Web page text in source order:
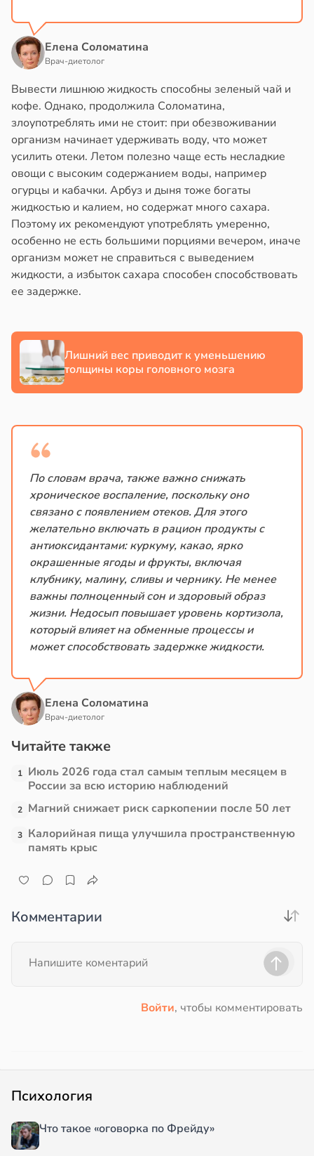
Елена Соломатина
Врач-диетолог
Вывести лишнюю жидкость способны зеленый чай и
кофе. Однако, продолжила Соломатина,
злоупотреблять ими не стоит: при обезвоживании
организм начинает удерживать воду, что может
усилить отеки. Летом полезно чаще есть несладкие
овощи с высоким содержанием воды, например
огурцы и кабачки. Арбуз и дыня тоже богаты
жидкостью и калием, но содержат много сахара.
Поэтому их рекомендуют употреблять умеренно,
особенно не есть большими порциями вечером, иначе
организм может не справиться с выведением
жидкости, а избыток сахара способен способствовать
ее задержке.
Лишний вес приводит к уменьшению
толщины коры головного мозга
По словам врача, также важно снижать
хроническое воспаление, поскольку оно
связано с появлением отеков. Для этого
желательно включать в рацион продукты с
антиоксидантами: куркуму, какао, ярко
окрашенные ягоды и фрукты, включая
клубнику, малину, сливы и чернику. Не менее
важны полноценный сон и здоровый образ
жизни. Недосып повышает уровень кортизола,
который влияет на обменные процессы и
может способствовать задержке жидкости.
Елена Соломатина
Врач-диетолог
Читайте также
1 Июль 2026 года стал самым теплым месяцем в
России за всю историю наблюдений
2 Магний снижает риск саркопении после 50 лет
3 Калорийная пища улучшила пространственную
память крыс
Комментарии
Войти, чтобы комментировать
Психология
Что такое «оговорка по Фрейду»